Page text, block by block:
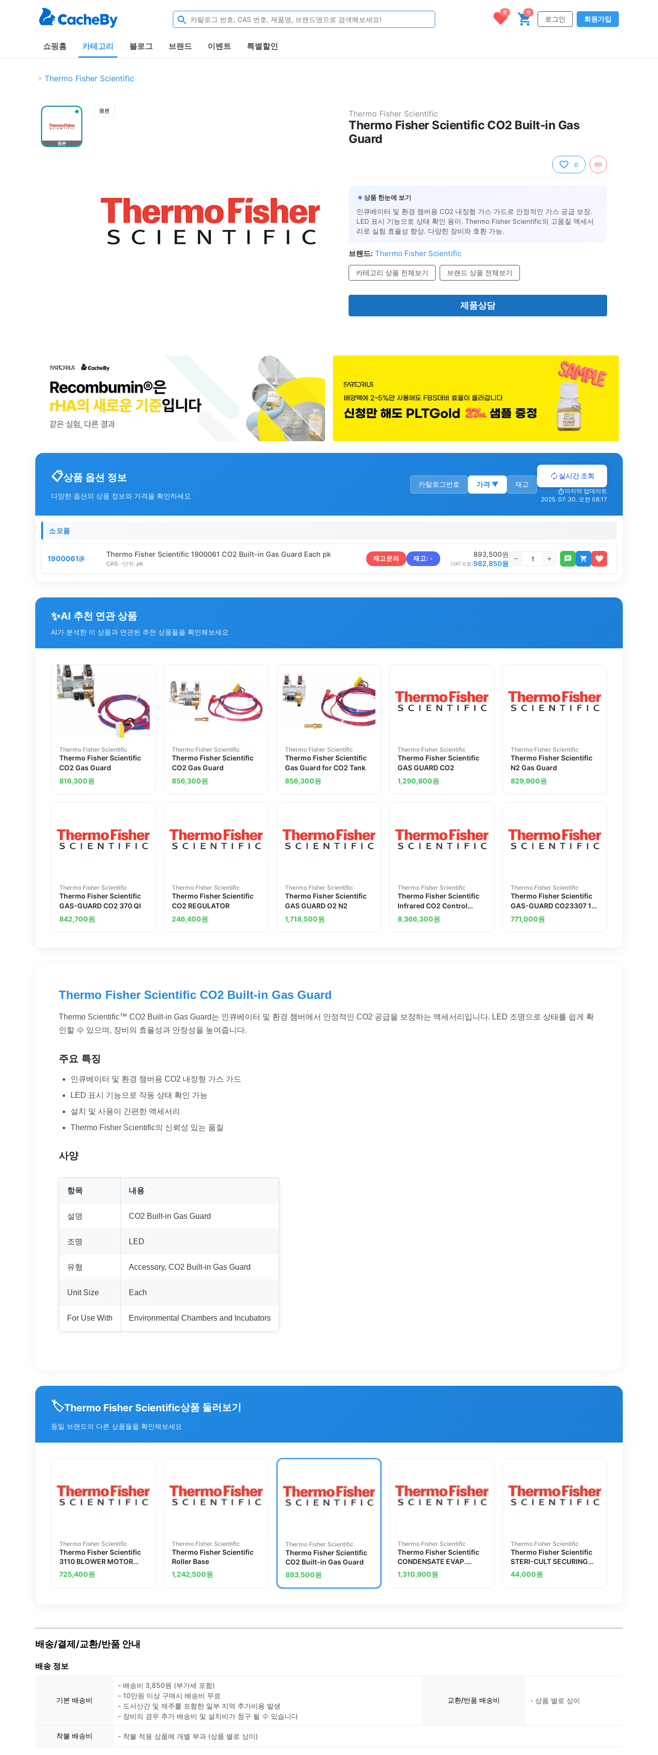
0 0
로그인 회원가입
쇼핑홈 카테고리 블로그 브랜드 이벤트 특별할인
Thermo Fisher Scientific
원본
원본 Thermo Fisher Scientific
Thermo Fisher Scientific CO2 Built-in Gas
Guard
0
✦상품 한눈에 보기
인큐베이터 및 환경 챔버용 CO2 내장형 가스 가드로 안정적인 가스 공급 보장.
LED 표시 기능으로 상태 확인 용이. Thermo Fisher Scientific의 고품질 액세서
리로 실험 효율성 향상. 다양한 장비와 호환 가능.
브랜드: Thermo Fisher Scientific
카테고리 상품 전체보기 브랜드 상품 전체보기
제품상담
상품 옵션 정보
다양한 옵션의 상품 정보와 가격을 확인하세요
카탈로그번호 가격 ▼ 재고
실시간 조회
마지막 업데이트
2025. 07. 30. 오전 08:17
소모품
1900061
Thermo Fisher Scientific 1900061 CO2 Built-in Gas Guard Each pk
CAS: -단위: pk
재고문의 재고: - 893,500원
(VAT포함)982,850원
✨AI 추천 연관 상품
AI가 분석한 이 상품과 연관된 추천 상품들을 확인해보세요
Thermo Fisher Scientific
Thermo Fisher Scientific
CO2 Gas Guard
816,300원
Thermo Fisher Scientific
Thermo Fisher Scientific
CO2 Gas Guard
856,300원
Thermo Fisher Scientific
Thermo Fisher Scientific
Gas Guard for CO2 Tank
856,300원
Thermo Fisher Scientific
Thermo Fisher Scientific
GAS GUARD CO2
1,290,800원
Thermo Fisher Scientific
Thermo Fisher Scientific
N2 Gas Guard
829,900원
Thermo Fisher Scientific
Thermo Fisher Scientific
GAS-GUARD CO2 370 QI
842,700원
Thermo Fisher Scientific
Thermo Fisher Scientific
CO2 REGULATOR
246,400원
Thermo Fisher Scientific
Thermo Fisher Scientific
GAS GUARD O2 N2
1,718,500원
Thermo Fisher Scientific
Thermo Fisher Scientific
Infrared CO2 Control
Package
8,366,300원
Thermo Fisher Scientific
Thermo Fisher Scientific
GAS-GUARD CO23307 10
QI
771,000원
Thermo Fisher Scientific CO2 Built-in Gas Guard
Thermo Scientific™ CO2 Built-in Gas Guard는 인큐베이터 및 환경 챔버에서 안정적인 CO2 공급을 보장하는 액세서리입니다. LED 조명으로 상태를 쉽게 확
인할 수 있으며, 장비의 효율성과 안정성을 높여줍니다.
주요 특징
인큐베이터 및 환경 챔버용 CO2 내장형 가스 가드
LED 표시 기능으로 작동 상태 확인 가능
설치 및 사용이 간편한 액세서리
Thermo Fisher Scientific의 신뢰성 있는 품질
사양
항목 내용
설명 CO2 Built-in Gas Guard
조명 LED
유형 Accessory, CO2 Built-in Gas Guard
Unit Size Each
For Use With Environmental Chambers and Incubators
🏷️Thermo Fisher Scientific상품 둘러보기
동일 브랜드의 다른 상품들을 확인해보세요
Thermo Fisher Scientific
Thermo Fisher Scientific
3110 BLOWER MOTOR
REPLACE
725,400원
Thermo Fisher Scientific
Thermo Fisher Scientific
Roller Base
1,242,500원
Thermo Fisher Scientific
Thermo Fisher Scientific
CO2 Built-in Gas Guard
893,500원
Thermo Fisher Scientific
Thermo Fisher Scientific
CONDENSATE EVAP.
ASSEMBLY
1,310,900원
Thermo Fisher Scientific
Thermo Fisher Scientific
STERI-CULT SECURING
BRKT
44,000원
배송/결제/교환/반품 안내
배송 정보
기본 배송비
- 배송비 3,850원 (부가세 포함)
- 10만원 이상 구매시 배송비 무료
- 도서산간 및 제주를 포함한 일부 지역 추가비용 발생
- 장비의 경우 추가 배송비 및 설치비가 청구 될 수 있습니다
교환/반품 배송비 - 상품 별로 상이
착불 배송비 - 착불 적용 상품에 개별 부과 (상품 별로 상이)